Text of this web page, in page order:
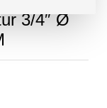
3/4″ Ø